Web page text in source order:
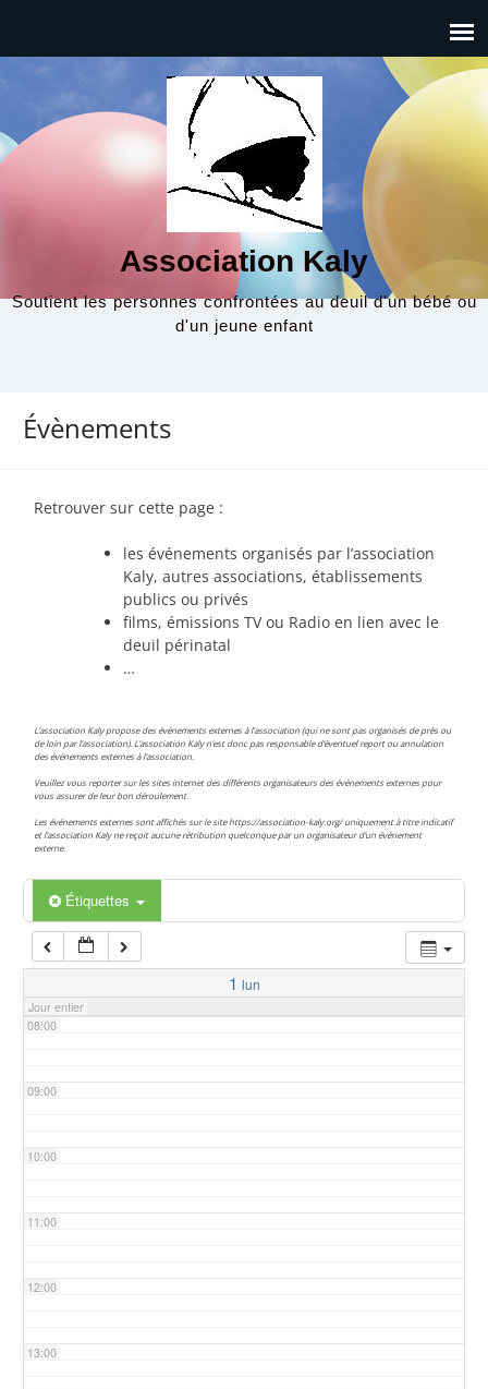
Association Kaly
Soutient les personnes confrontées au deuil d'un bébé ou
d'un jeune enfant
Évènements
Retrouver sur cette page :
les événements organisés par l’association
Kaly, autres associations, établissements
publics ou privés
films, émissions TV ou Radio en lien avec le
deuil périnatal
…
L’association Kaly propose des événements externes à l’association (qui ne sont pas organisés de près ou
de loin par l’association). L’association Kaly n’est donc pas responsable d’éventuel report ou annulation
des événements externes à l’association.
Veuillez vous reporter sur les sites internet des différents organisateurs des événements externes pour
vous assurer de leur bon déroulement.
Les événements externes sont affichés sur le site https://association-kaly.org/ uniquement à titre indicatif
et l’association Kaly ne reçoit aucune rétribution quelconque par un organisateur d’un événement
externe.
Étiquettes
1 lun
Jour entier
00:00
04:00
05:00
06:00
07:00
08:00
09:00
10:00
11:00
12:00
13:00